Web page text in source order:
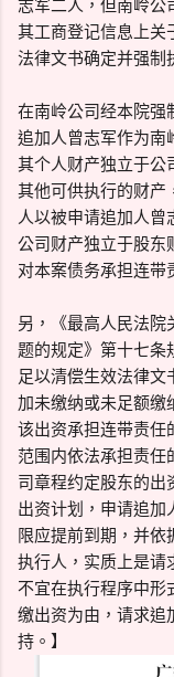
志军二人，但南岭公
其工商登记信息上关
法律文书确定并强制
在南岭公司经本院强
追加人曾志军作为南
其个人财产独立于公
其他可供执行的财产
人以被申请追加人曾
公司财产独立于股东
对本案债务承担连带
另，《最高人民法院
题的规定》第十七条
足以清偿生效法律文
加未缴纳或未足额缴
该出资承担连带责任
范围内依法承担责任
司章程约定股东的出
出资计划，申请追加
限应提前到期，并
执行人，实质上是请
不宜在执行程序中形
缴出资为由，请求追
持。】